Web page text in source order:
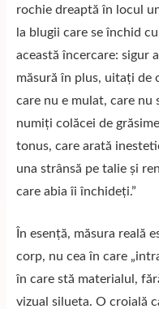
rochie dreaptă în locul
la blugii care se închid
această încercare: sigur
măsură în plus, uitați de
care nu e mulat, care nu
numiți colăcei de
tonus, care arată
una strânsă pe talie și
care abia îi închideți.”
În esență, măsura reală
corp, nu cea în care
în care stă materialul,
vizual silueta. O croială